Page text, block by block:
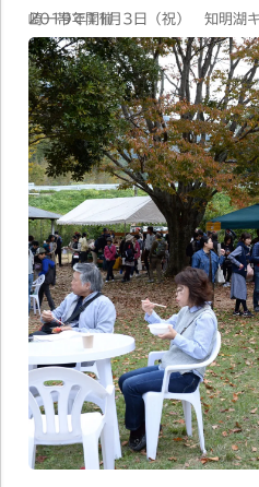
2019年11月3日（祝） 知明湖キャンプ場 ほか川西市黒川・国崎一帯で開催